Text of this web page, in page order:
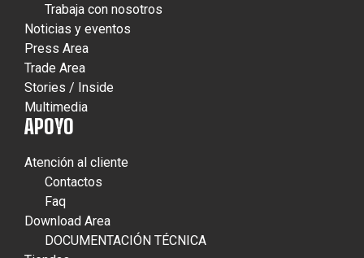
Trabaja con nosotros
Noticias y eventos
Press Area
Trade Area
Stories / Inside
Multimedia
APOYO
Atención al cliente
Contactos
Faq
Download Area
DOCUMENTACIÓN TÉCNICA